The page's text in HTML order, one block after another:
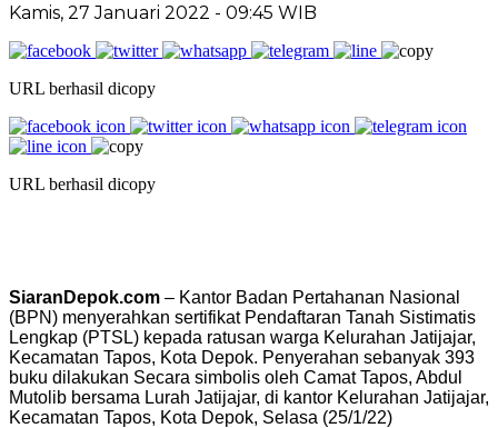
Kamis, 27 Januari 2022 - 09:45 WIB
URL berhasil dicopy
URL berhasil dicopy
SiaranDepok.com – Kantor Badan Pertahanan Nasional
(BPN) menyerahkan sertifikat Pendaftaran Tanah Sistimatis
Lengkap (PTSL) kepada ratusan warga Kelurahan Jatijajar,
Kecamatan Tapos, Kota Depok. Penyerahan sebanyak 393
buku dilakukan Secara simbolis oleh Camat Tapos, Abdul
Mutolib bersama Lurah Jatijajar, di kantor Kelurahan Jatijajar,
Kecamatan Tapos, Kota Depok, Selasa (25/1/22)